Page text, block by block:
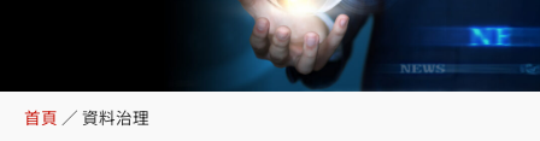
資料治理
首頁 ／ 資料治理